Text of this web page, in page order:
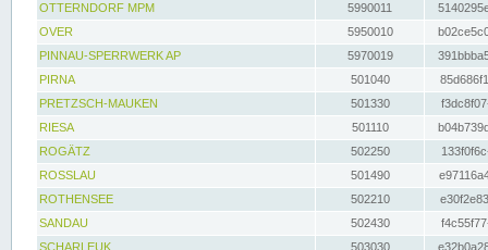
OTTERNDORF MPM
5990011
OVER
5950010
PINNAU-SPERRWERK AP
5970019
PIRNA
501040
PRETZSCH-MAUKEN
501330
RIESA
501110
ROGÄTZ
502250
ROSSLAU
501490
ROTHENSEE
502210
SANDAU
502430
SCHARLEUK
503030